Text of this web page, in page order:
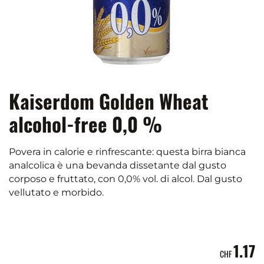
Kaiserdom Golden Wheat
alcohol-free 0,0 %
Povera in calorie e rinfrescante: questa birra bianca
analcolica è una bevanda dissetante dal gusto
corposo e fruttato, con 0,0% vol. di alcol. Dal gusto
vellutato e morbido.
CHF1.17